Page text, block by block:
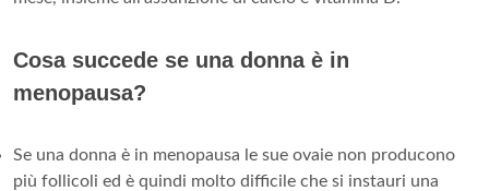
Cosa succede se una donna è in
menopausa?
Se una donna è in menopausa le sue ovaie non producono
più follicoli ed è quindi molto difficile che si instauri una